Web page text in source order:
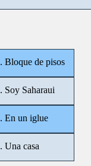
. Bloque de pisos
. Soy Saharaui
. En un iglue
. Una casa